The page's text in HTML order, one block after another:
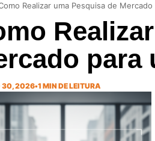
Realizar uma Pesquisa de
para
30, 2026•1 MIN DE LEITURA